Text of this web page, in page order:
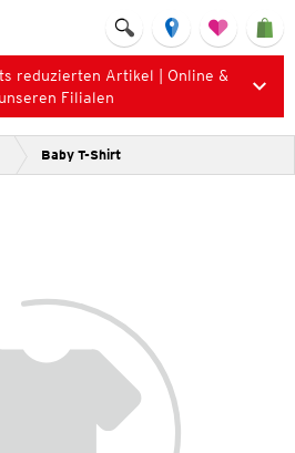
reduzierten Artikel | Online &
Filialen
Baby T-Shirt